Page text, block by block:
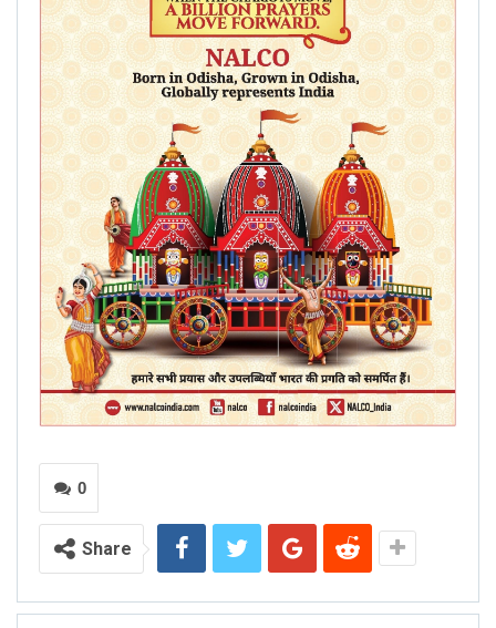
0
Share